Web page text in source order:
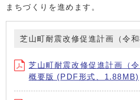
まちづくりを進めます。
芝山町耐震改修促進計画（令和
芝山町耐震改修促進計画（
概要版 (PDF形式、1.88MB)